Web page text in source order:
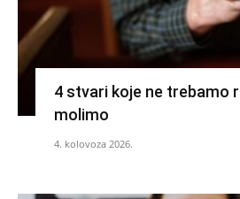
4 stvari koje ne trebamo
molimo
4. kolovoza 2026.